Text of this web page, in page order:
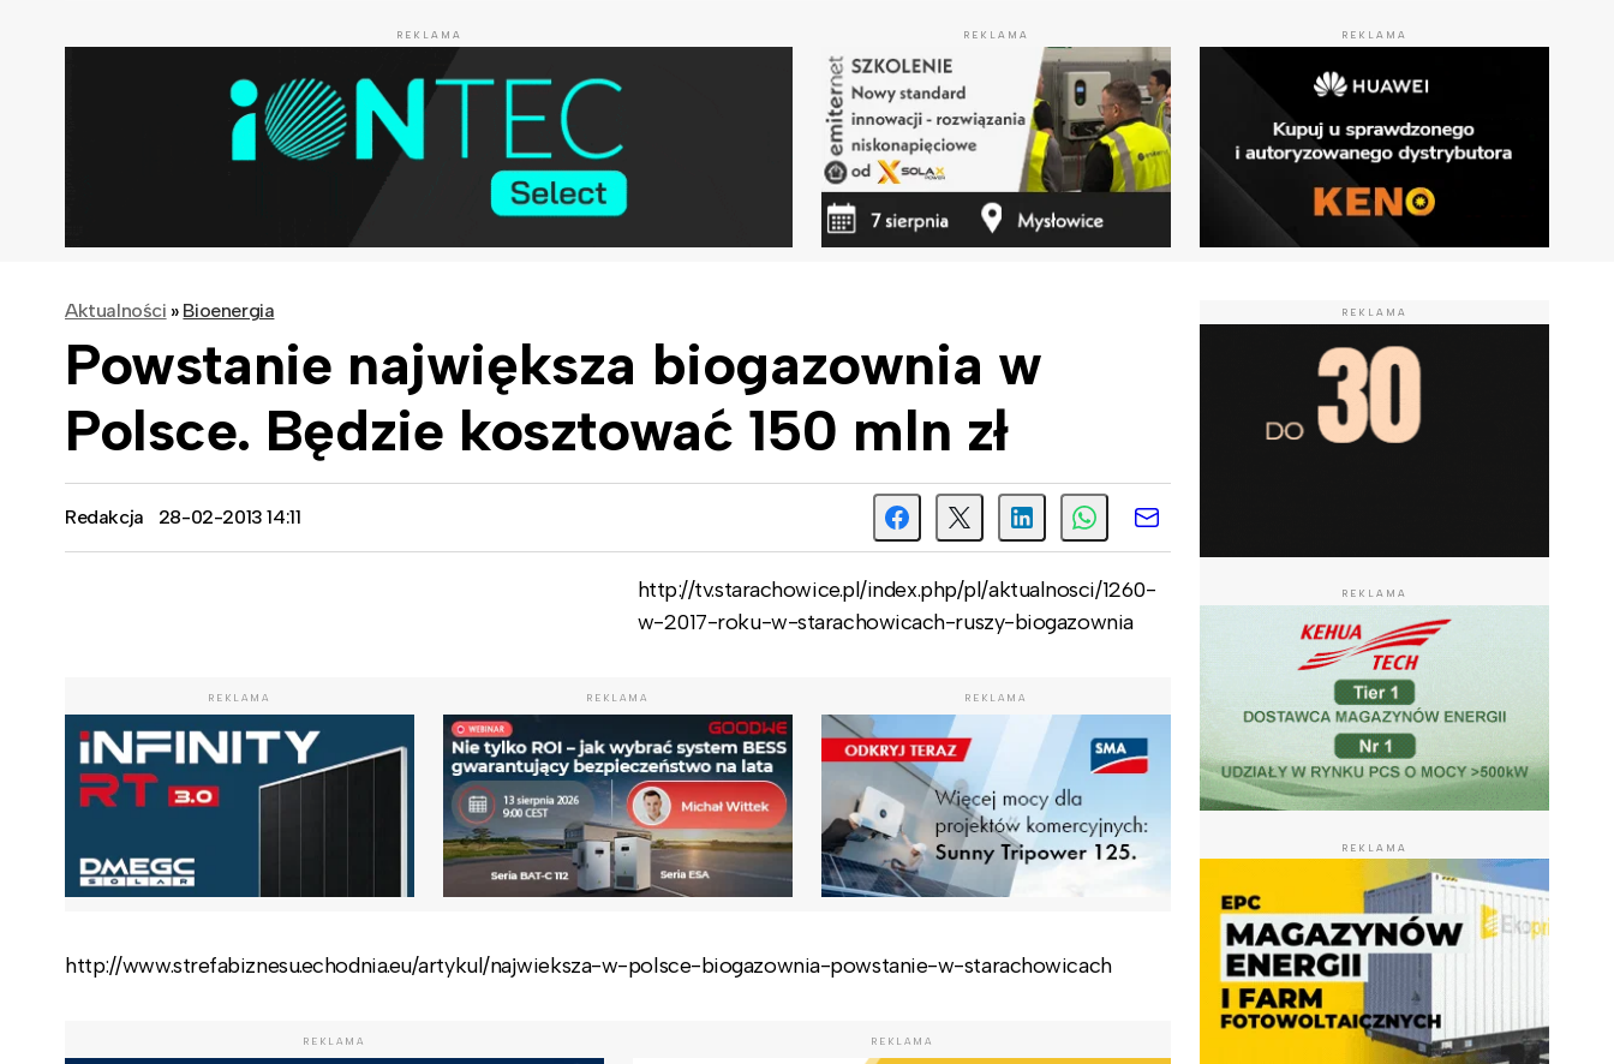
REKLAMA REKLAMA REKLAMA
Aktualności » Bioenergia
Powstanie największa biogazownia w
Polsce. Będzie kosztować 150 mln zł
Redakcja 28-02-2013 14:11
http://tv.starachowice.pl/index.php/pl/aktualnosci/1260-
w-2017-roku-w-starachowicach-ruszy-biogazownia
REKLAMA REKLAMA REKLAMA
http://www.strefabiznesu.echodnia.eu/artykul/najwieksza-w-polsce-biogazownia-powstanie-w-starachowicach
REKLAMA REKLAMA
REKLAMA
REKLAMA
REKLAMA